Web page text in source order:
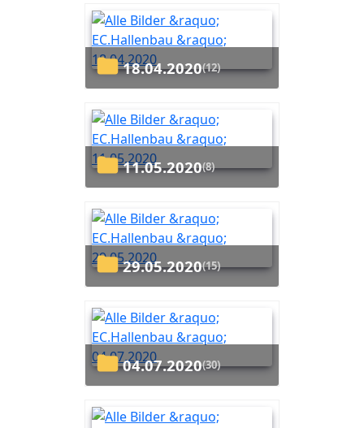
18.04.2020(12)
11.05.2020(8)
29.05.2020(15)
04.07.2020(30)